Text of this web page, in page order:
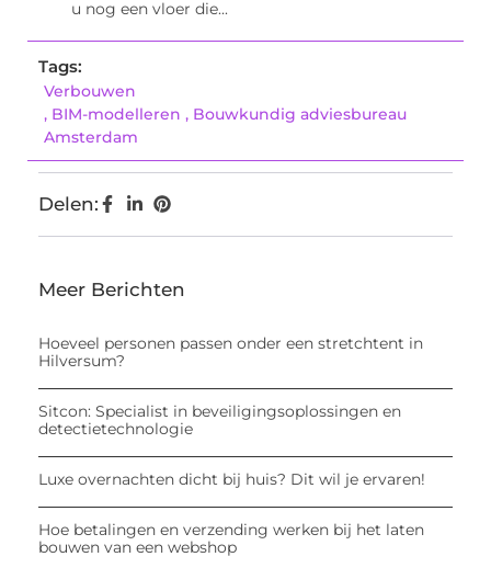
u nog een vloer die...
Tags:
Verbouwen
, BIM-modelleren , Bouwkundig adviesbureau
Amsterdam
Delen:
Meer Berichten
Hoeveel personen passen onder een stretchtent in
Hilversum?
Sitcon: Specialist in beveiligingsoplossingen en
detectietechnologie
Luxe overnachten dicht bij huis? Dit wil je ervaren!
Hoe betalingen en verzending werken bij het laten
bouwen van een webshop